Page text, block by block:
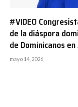
#VIDEO
de la diáspora
de Dominicanos
mayo 14, 2026